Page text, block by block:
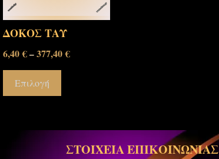
ΔΟΚΟΣ ΤΑΥ
6,40€–377,40€
Επιλογή
ΣΤΟΙΧΕΙΑ ΕΠΙΚΟΙΝΩΝΙΑΣ